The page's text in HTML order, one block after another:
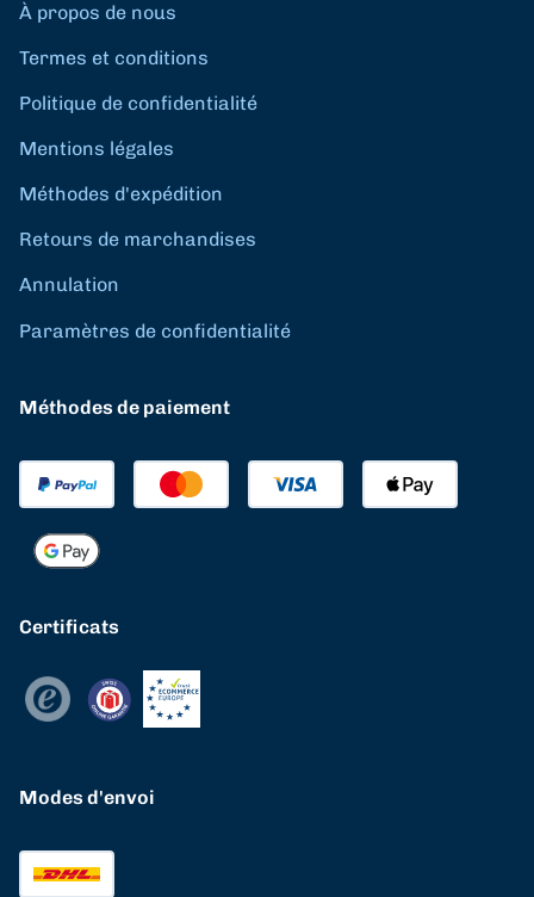
À propos de nous
Termes et conditions
Politique de confidentialité
Mentions légales
Méthodes d'expédition
Retours de marchandises
Annulation
Paramètres de confidentialité
Méthodes de paiement
Certificats
Modes d'envoi